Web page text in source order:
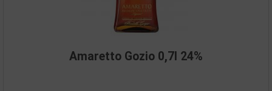
Amaretto Gozio 0,7l 24%